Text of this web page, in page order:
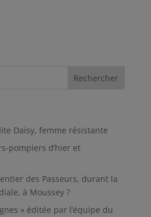
Daisy, femme résistante
pompiers d’hier et
des Passeurs, durant la
à Moussey ?
» éditée par l’équipe du